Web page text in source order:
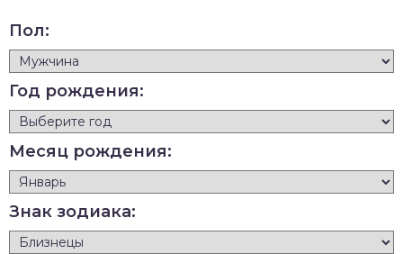
Пол:
Год рождения:
Месяц рождения:
Знак зодиака: